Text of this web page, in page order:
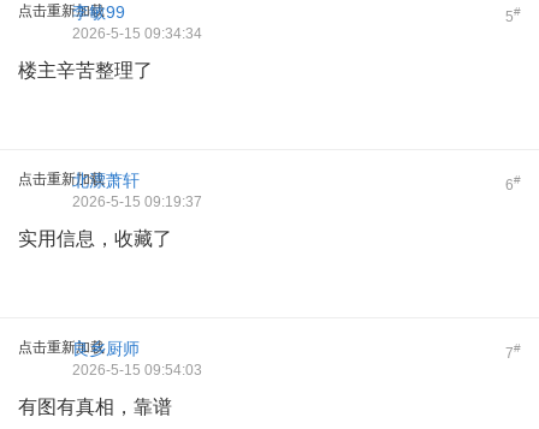
点击重新加载 5#
李敏99
2026-5-15 09:34:34
楼主辛苦整理了
点击重新加载 6#
北漂萧轩
2026-5-15 09:19:37
实用信息，收藏了
点击重新加载 7#
良乡厨师
2026-5-15 09:54:03
有图有真相，靠谱